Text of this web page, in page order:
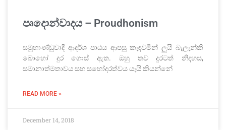
පෘදොන්වාදය – Proudhonism
සමූහාණ්ඩුවාදී ආදර්ශ පාඨය ආපසු කැඳවමින් ලුයී බැලැන්කි
බොහෝ දුර ගොස් ඇත. ඔහු තව දුරටත් නිදහස,
සමානාත්මතාවය සහ සහෝදරත්වය යැයි කියන්නේ
READ MORE »
December 14, 2018